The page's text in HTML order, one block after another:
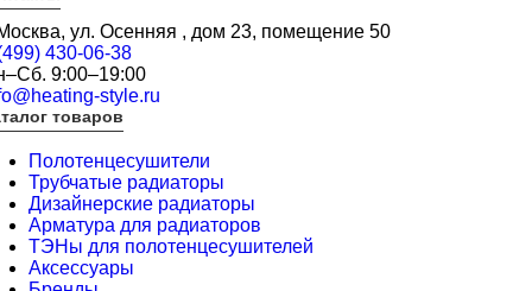
ул. Осенняя , дом 23, помещение 50
430-06-38
9:00–19:00
style.ru
товаров
Полотенцесушители
Трубчатые радиаторы
Дизайнерские радиаторы
Арматура для радиаторов
ТЭНы для полотенцесушителей
Аксессуары